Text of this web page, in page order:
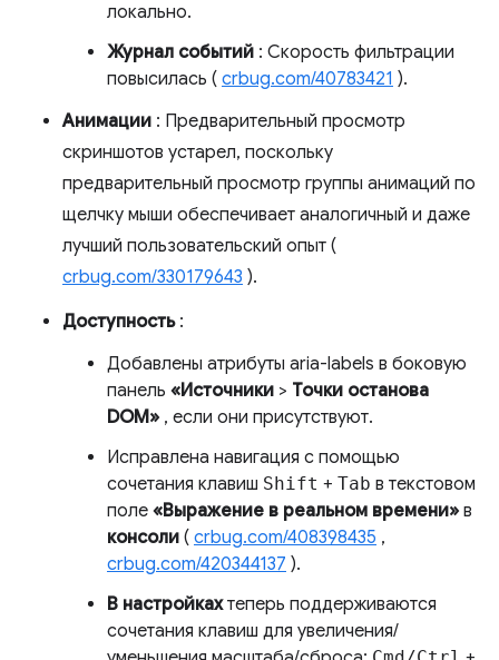
локально.
Журнал событий : Скорость фильтрации
повысилась ( crbug.com/40783421 ).
Анимации : Предварительный просмотр
скриншотов устарел, поскольку
предварительный просмотр группы анимаций по
щелчку мыши обеспечивает аналогичный и даже
лучший пользовательский опыт (
crbug.com/330179643 ).
Доступность:
Добавлены атрибуты aria-labels в боковую
панель «Источники > Точки останова
DOM» , если они присутствуют.
Исправлена ​​навигация с помощью
сочетания клавиш Shift + Tab в текстовом
поле «Выражение в реальном времени» в
консоли ( crbug.com/408398435 ,
crbug.com/420344137 ).
В настройкахтеперь поддерживаются
сочетания клавиш для увеличения/